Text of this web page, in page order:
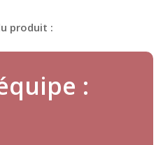
produit :
: